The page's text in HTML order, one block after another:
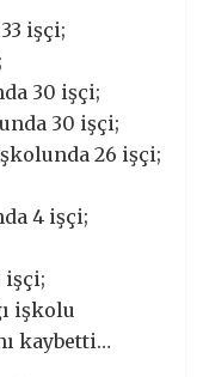
işçi;
30 işçi;
30 işçi;
26 işçi;
4 işçi;
işçi;
işkolu
kaybetti…